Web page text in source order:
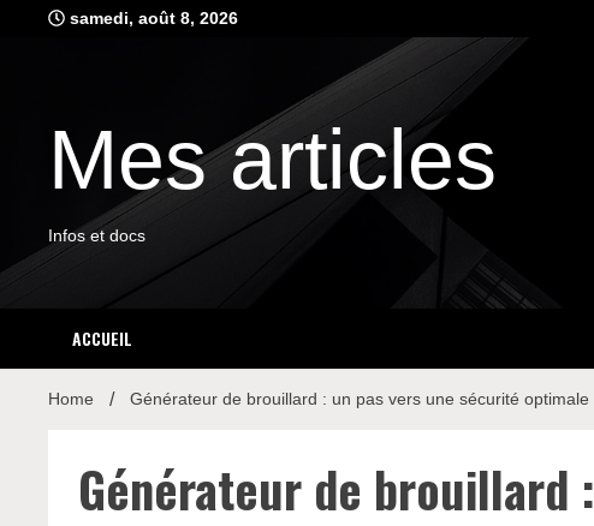
samedi, août 8, 2026
Mes articles
Infos et docs
ACCUEIL
Home Générateur de brouillard : un pas vers une sécurité optimale
Générateur de brouillard